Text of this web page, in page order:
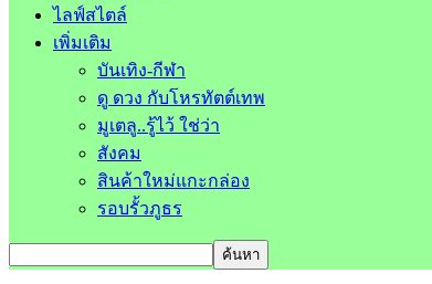
ไลฟ์สไตล์
เพิ่มเติม
บันเทิง-กีฬา
ดู ดวง กับโหรทัตต์เทพ
มูเตลู..รู้ไว้ ใช่ว่า
สังคม
สินค้าใหม่แกะกล่อง
รอบรั้วภูธร